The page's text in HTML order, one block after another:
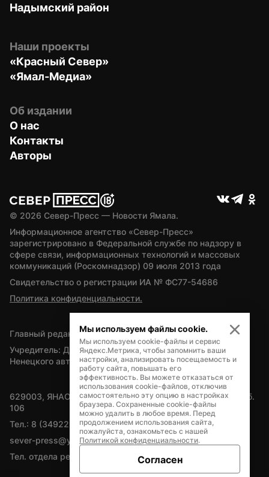
Надымский район
Наши проекты
«Красный Север»
«Ямал-Медиа»
Об издании
О нас
Контакты
Авторы
© 2026 Север-Пресс — Новости Ямала.
Информационное агентство «Север-Пресс»
зарегистрировано в Федеральной службе по надзору в
сфере связи, информационных технологий и массовых
коммуникаций (Роскомнадзор) 09 июля 2013 года
Свидетельство о регистрации ИА № ФС77-54686
Политика конфиденциальности.
Главный редактор — А.Л. Поздеев
Учредитель: Департамент внутренней политики Ямало-
Ненецкого автономного округа
629003, ЯНАО, Салехард, мкр. Богдана Кнунянца, д.1, каб.
106
Тел.: 8 (34922) 71262
sever-press@yamal-media.ru
Тел. отдела рекламы: 8 (34922) 42728
Мы используем файлы cookie.
Мы используем cookie-файлы и сервис
Яндекс.Метрика, чтобы запомнить ваши
настройки, анализировать посещаемость и
работу сайта, повышать его
эффективность. Вы можете отказаться от
использования cookie-файлов, отключив
самостоятельно эту опцию в настройках
браузера. Сохраненные cookie-файлы
можно удалить в любое время. Перед
продолжением использования сайта,
пожалуйста, ознакомьтесь с нашей
Политикой конфиденциальности.
Согласен